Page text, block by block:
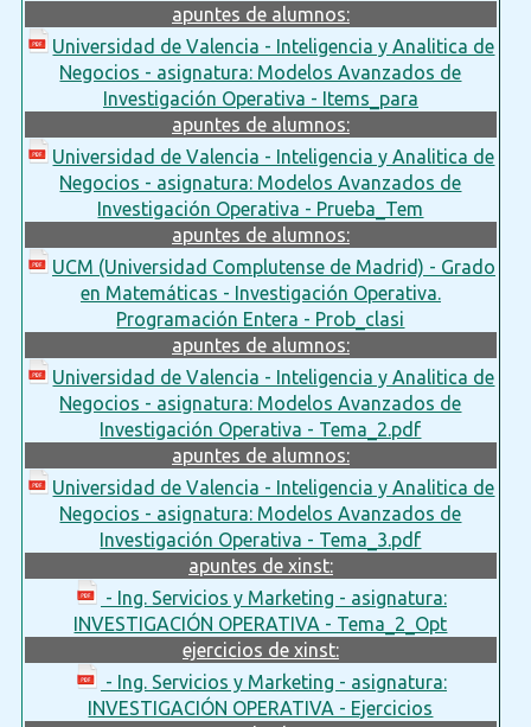
apuntes de alumnos:
Universidad de Valencia - Inteligencia y Analitica de
Negocios - asignatura: Modelos Avanzados de
Investigación Operativa - Items_para
apuntes de alumnos:
Universidad de Valencia - Inteligencia y Analitica de
Negocios - asignatura: Modelos Avanzados de
Investigación Operativa - Prueba_Tem
apuntes de alumnos:
UCM (Universidad Complutense de Madrid) - Grado
en Matemáticas - Investigación Operativa.
Programación Entera - Prob_clasi
apuntes de alumnos:
Universidad de Valencia - Inteligencia y Analitica de
Negocios - asignatura: Modelos Avanzados de
Investigación Operativa - Tema_2.pdf
apuntes de alumnos:
Universidad de Valencia - Inteligencia y Analitica de
Negocios - asignatura: Modelos Avanzados de
Investigación Operativa - Tema_3.pdf
apuntes de xinst:
- Ing. Servicios y Marketing - asignatura:
INVESTIGACIÓN OPERATIVA - Tema_2_Opt
ejercicios de xinst:
- Ing. Servicios y Marketing - asignatura:
INVESTIGACIÓN OPERATIVA - Ejercicios